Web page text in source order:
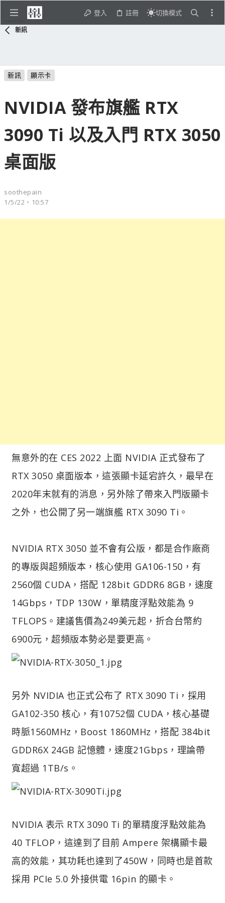
登入 註冊 切換模式
新訊
新訊 顯示卡
NVIDIA 發布旗艦 RTX
3090 Ti 以及入門 RTX 3050
桌面版
soothepain
1/5/22，10:57
無意外的在 CES 2022 上面 NVIDIA 正式發布了
RTX 3050 桌面版本，這張顯卡延宕許久，最早在
2020年末就有的消息，另外除了帶來入門版顯卡
之外，也公開了另一端旗艦 RTX 3090 Ti。
NVIDIA RTX 3050 並不會有公版，都是合作廠商
的專版與超頻版本，核心使用 GA106-150，有
2560個 CUDA，搭配 128bit GDDR6 8GB，速度
14Gbps，TDP 130W，單精度浮點效能為 9
TFLOPS。建議售價為249美元起，折合台幣約
6900元，超頻版本勢必是要更高。
另外 NVIDIA 也正式公布了 RTX 3090 Ti，採用
GA102-350 核心，有10752個 CUDA，核心基礎
時脈1560MHz，Boost 1860MHz，搭配 384bit
GDDR6X 24GB 記憶體，速度21Gbps，理論帶
寬超過 1TB/s。
NVIDIA 表示 RTX 3090 Ti 的單精度浮點效能為
40 TFLOP，這達到了目前 Ampere 架構顯卡最
高的效能，其功耗也達到了450W，同時也是首款
採用 PCIe 5.0 外接供電 16pin 的顯卡。